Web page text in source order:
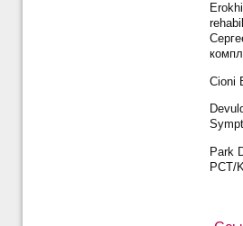
Cioni
Park
PCT/